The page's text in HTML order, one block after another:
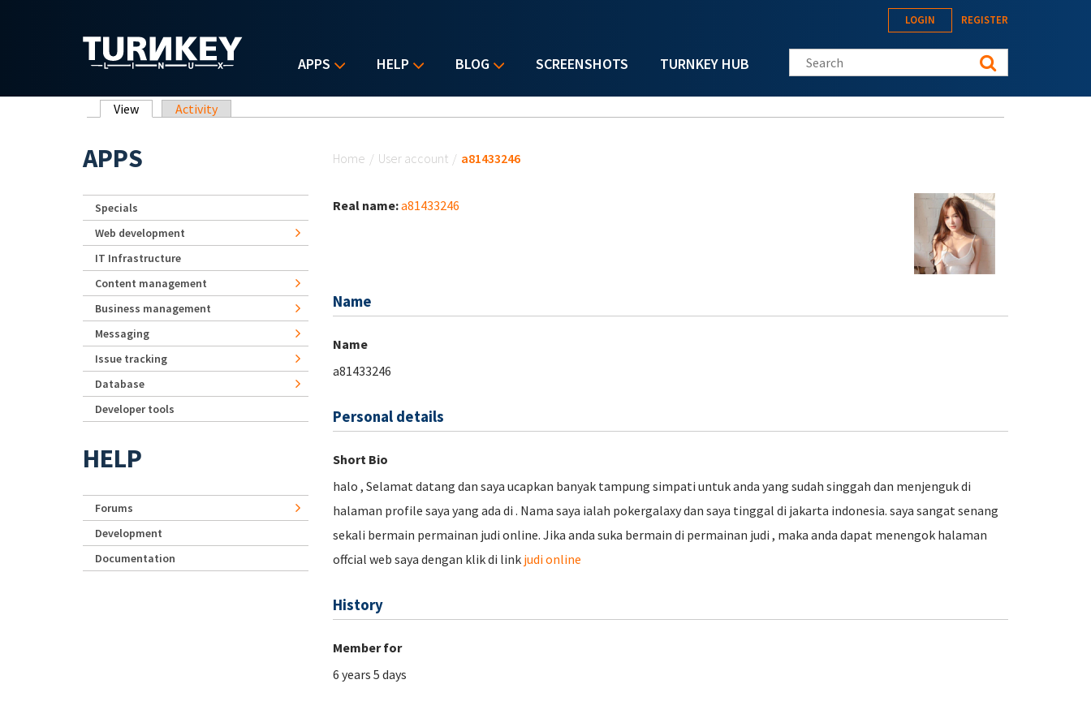
APPS HELP BLOG SCREENSHOTS TURNKEY HUB
LOGIN REGISTER
Search this site
Primary tabs
View (active tab)
Activity
Home / User account / a81433246
Real name:a81433246
Name
Name
a81433246
Personal details
Short Bio
halo , Selamat datang dan saya ucapkan banyak tampung simpati untuk anda yang sudah singgah dan menjenguk di
halaman profile saya yang ada di . Nama saya ialah pokergalaxy dan saya tinggal di jakarta indonesia. saya sangat senang
sekali bermain permainan judi online. Jika anda suka bermain di permainan judi , maka anda dapat menengok halaman
offcial web saya dengan klik di link judi online
History
Member for
6 years 5 days
APPS
Specials
Web development
IT Infrastructure
Content management
Business management
Messaging
Issue tracking
Database
Developer tools
HELP
Forums
Development
Documentation